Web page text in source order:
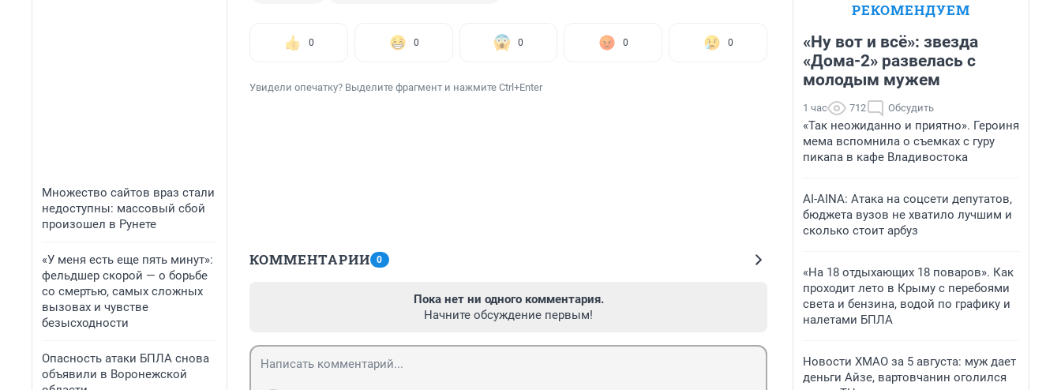
Множество сайтов враз стали
недоступны: массовый сбой
произошел в Рунете
«У меня есть еще пять минут»:
фельдшер скорой — о борьбе
со смертью, самых сложных
вызовах и чувстве
безысходности
Опасность атаки БПЛА снова
объявили в Воронежской
0 0 0 0 0
Увидели опечатку? Выделите фрагмент и нажмите Ctrl+Enter
КОММЕНТАРИИ 0
Пока нет ни одного комментария.
Начните обсуждение первым!
РЕКОМЕНДУЕМ
«Ну вот и всё»: звезда
«Дома-2» развелась с
молодым мужем
1 час 712 Обсудить
«Так неожиданно и приятно». Героиня
мема вспомнила о съемках с гуру
пикапа в кафе Владивостока
AI-AINA: Атака на соцсети депутатов,
бюджета вузов не хватило лучшим и
сколько стоит арбуз
«На 18 отдыхающих 18 поваров». Как
проходит лето в Крыму с перебоями
света и бензина, водой по графику и
налетами БПЛА
Новости ХМАО за 5 августа: муж дает
деньги Айзе, вартовчанин оголился